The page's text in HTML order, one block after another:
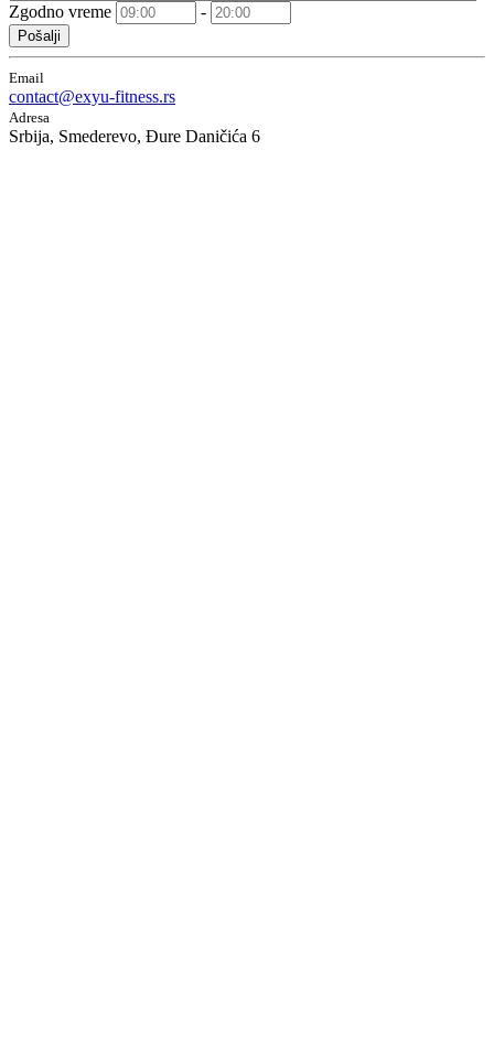
Zgodno vreme -
Pošalji
Email
contact@exyu-fitness.rs
Adresa
Srbija, Smederevo, Đure Daničića 6